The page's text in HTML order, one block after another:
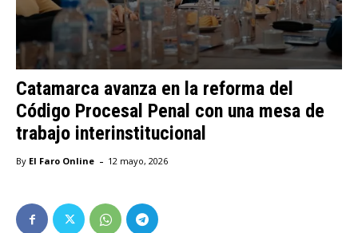
Catamarca avanza en la reforma del
Código Procesal Penal con una mesa de
trabajo interinstitucional
By El Faro Online - 12 mayo, 2026